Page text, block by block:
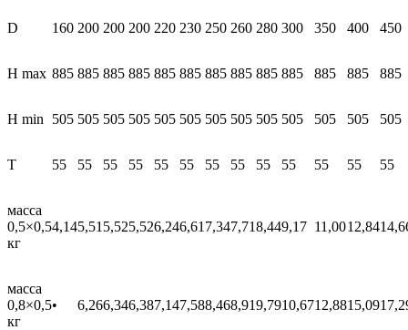
D 160 200 200 200 220 230 250 260 280 300 350 400 450
H max 885 885 885 885 885 885 885 885 885 885 885 885 885
H min 505 505 505 505 505 505 505 505 505 505 505 505 505
T 55 55 55 55 55 55 55 55 55 55 55 55 55
масса
0,5×0,5
кг
4,145,51 5,525,526,246,61 7,347,718,449,17 11,0012,84
масса
0,8×0,5
кг
• 6,266,346,387,147,588,468,919,7910,6712,8815,09